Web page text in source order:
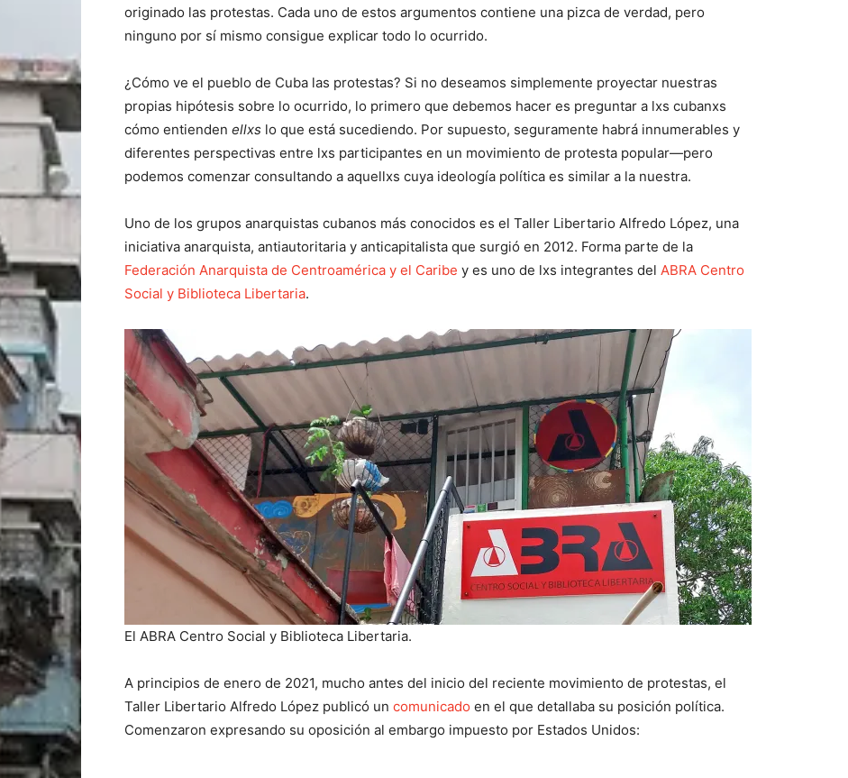
originado las protestas. Cada uno de estos argumentos contiene una pizca de verdad, pero
ninguno por sí mismo consigue explicar todo lo ocurrido.
¿Cómo ve el pueblo de Cuba las protestas? Si no deseamos simplemente proyectar nuestras
propias hipótesis sobre lo ocurrido, lo primero que debemos hacer es preguntar a lxs cubanxs
cómo entienden ellxs lo que está sucediendo. Por supuesto, seguramente habrá innumerables y
diferentes perspectivas entre lxs participantes en un movimiento de protesta popular—pero
podemos comenzar consultando a aquellxs cuya ideología política es similar a la nuestra.
Uno de los grupos anarquistas cubanos más conocidos es el Taller Libertario Alfredo López, una
iniciativa anarquista, antiautoritaria y anticapitalista que surgió en 2012. Forma parte de la
Federación Anarquista de Centroamérica y el Caribe y es uno de lxs integrantes del ABRA Centro
Social y Biblioteca Libertaria.
El ABRA Centro Social y Biblioteca Libertaria.
A principios de enero de 2021, mucho antes del inicio del reciente movimiento de protestas, el
Taller Libertario Alfredo López publicó un comunicado en el que detallaba su posición política.
Comenzaron expresando su oposición al embargo impuesto por Estados Unidos: